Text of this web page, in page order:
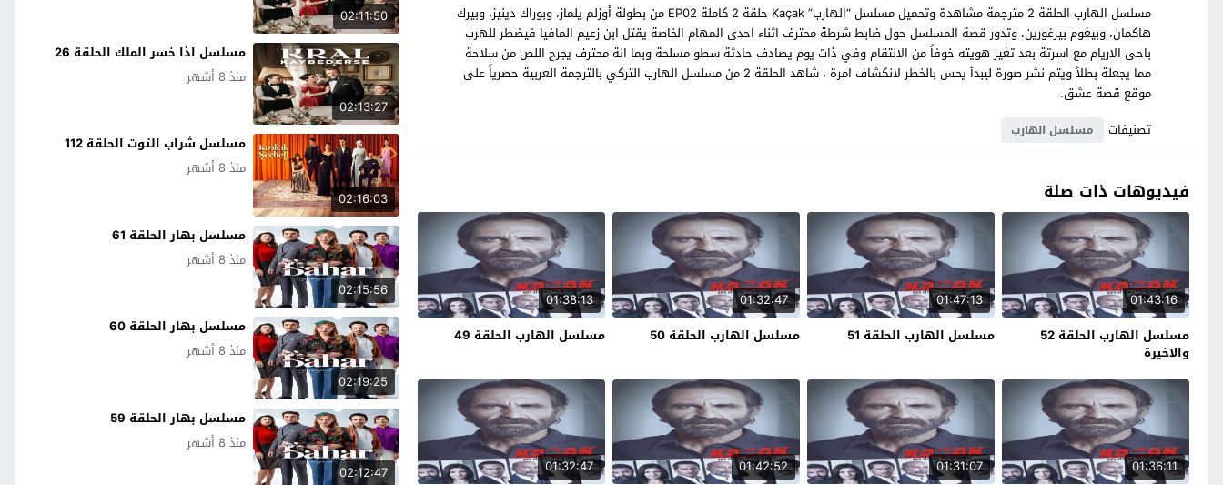
مسلسل الهارب الحلقة 2 مترجمة مشاهدة وتحميل مسلسل “الهارب” Kaçak حلقة 2 كاملة EP02 من بطولة أوزلم يلماز، وبوراك دينيز، وبيرك
هاكمان، وبيغوم بيرغورين، وتدور قصة المسلسل حول ضابط شرطة محترف اثناء احدى المهام الخاصة يقتل ابن زعيم المافيا فيضطر للهرب
باحى الاريام مع اسرتة بعد تغير هويته خوفاً من الانتقام وفي ذات يوم يصادف حادثة سطو مسلحة وبما انة محترف يجرح اللص من سلاحة
مما يجعلة بطلاً ويتم نشر صورة ليبدأ يحس بالخطر لانكشاف امرة ، شاهد الحلقة 2 من مسلسل الهارب التركي بالترجمة العربية حصرياً على
موقع قصة عشق.
تصنيفات
مسلسل الهارب
فيديوهات ذات صلة
01:43:16
مسلسل الهارب الحلقة 52
والاخيرة
01:47:13
مسلسل الهارب الحلقة 51
01:32:47
مسلسل الهارب الحلقة 50
01:38:13
مسلسل الهارب الحلقة 49
01:36:11
01:31:07
01:42:52
01:32:47
02:11:50
02:13:27
مسلسل اذا خسر الملك الحلقة 26
منذ 8 أشهر
02:16:03
مسلسل شراب التوت الحلقة 112
منذ 8 أشهر
02:15:56
مسلسل بهار الحلقة 61
منذ 8 أشهر
02:19:25
مسلسل بهار الحلقة 60
منذ 8 أشهر
02:12:47
مسلسل بهار الحلقة 59
منذ 8 أشهر